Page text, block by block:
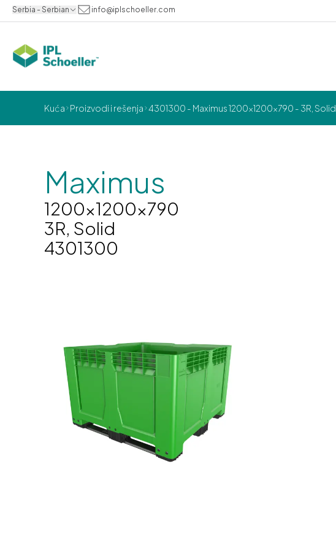
Serbia - Serbian info@iplschoeller.com
Kuća Proizvodi i rešenja 4301300 - Maximus 1200x1200x790 - 3R, Solid
Maximus
1200x1200x790
3R, Solid
4301300